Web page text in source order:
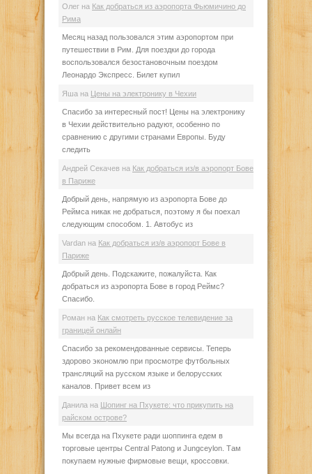
Олег на Как добраться из аэропорта Фьюмичино до
Рима
Месяц назад пользовался этим аэропортом при
путешествии в Рим. Для поездки до города
воспользовался безостановочным поездом
Леонардо Экспресс. Билет купил
Яша на Цены на электронику в Чехии
Спасибо за интересный пост! Цены на электронику
в Чехии действительно радуют, особенно по
сравнению с другими странами Европы. Буду
следить
Андрей Секачев на Как добраться из/в аэропорт Бове
в Париже
Добрый день, напрямую из аэропорта Бове до
Реймса никак не добраться, поэтому я бы поехал
следующим способом. 1. Автобус из
Vardan на Как добраться из/в аэропорт Бове в
Париже
Добрый день. Подскажите, пожалуйста. Как
добраться из аэропорта Бове в город Реймс?
Спасибо.
Роман на Как смотреть русское телевидение за
границей онлайн
Спасибо за рекомендованные сервисы. Теперь
здорово экономлю при просмотре футбольных
трансляций на русском языке и белорусских
каналов. Привет всем из
Данила на Шопинг на Пхукете: что прикупить на
райском острове?
Мы всегда на Пхукете ради шоппинга едем в
торговые центры Central Patong и Jungceylon. Там
покупаем нужные фирмовые вещи, кроссовки.